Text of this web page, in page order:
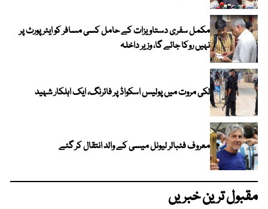
مکمل سفری دستاویزات کے حامل کسی مسافر کو ایئرپورٹ پر
نہیں روکا جائے گا، وزیر داخلہ
لکی مروت میں پولیس اسکواڈ پر فائرنگ، ایک اہلکار شہید
معروف فٹبالر لیونل میسی کے والد انتقال کر گئے
مقبول ترین خبریں